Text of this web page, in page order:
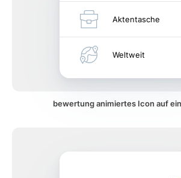
Aktentasche
Weltweit
bewertung animiertes Icon auf